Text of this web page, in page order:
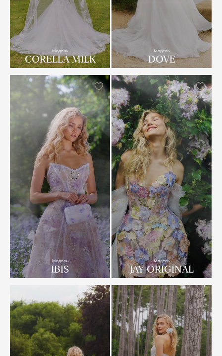
Модель
CORELLA MILK
Модель
DOVE
Модель
IBIS
Модель
JAY ORIGINAL